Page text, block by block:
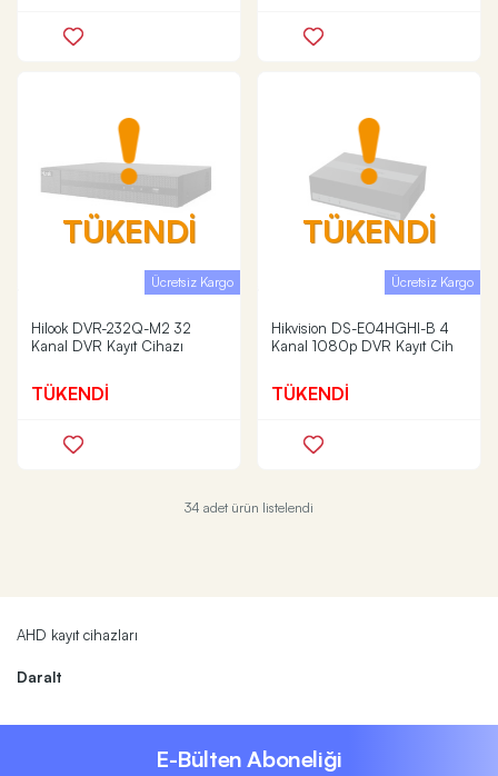
TÜKENDİ
Ücretsiz Kargo
Hilook DVR-232Q-M2 32
Kanal DVR Kayıt Cihazı
TÜKENDİ
TÜKENDİ
Ücretsiz Kargo
Hikvision DS-E04HGHI-B 4
Kanal 1080p DVR Kayıt Cih
TÜKENDİ
34 adet ürün listelendi
AHD kayıt cihazları
Daralt
E-Bülten Aboneliği